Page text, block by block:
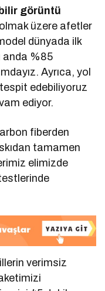
görüntü
üzere afetler
dünyada ilk
anda %85
Ayrıca, yol
edebiliyoruz
ediyor.
fiberden
tamamen
elimizde
verimsiz